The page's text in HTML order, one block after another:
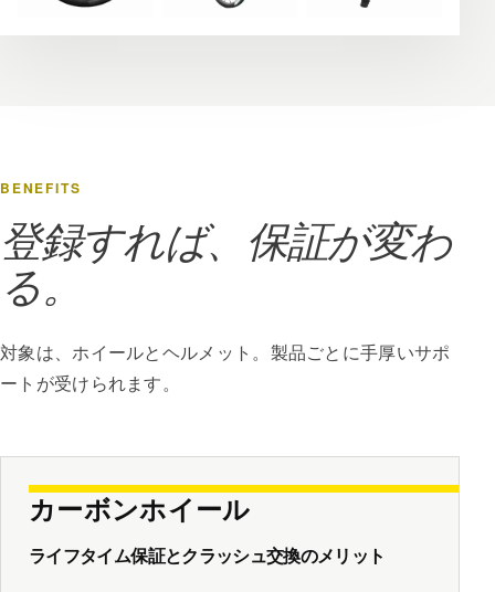
BENEFITS
登録すれば、保証が変わ
る。
対象は、ホイールとヘルメット。製品ごとに手厚いサポ
ートが受けられます。
カーボンホイール
ライフタイム保証とクラッシュ交換のメリット